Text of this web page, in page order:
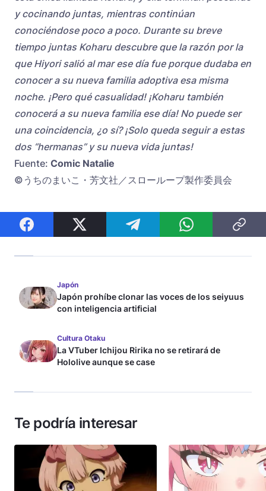
y cocinando juntas, mientras continúan
conociéndose poco a poco. Durante su breve
tiempo juntas Koharu descubre que la razón por la
que Hiyori salió al mar ese día fue porque dudaba en
conocer a su nueva familia adoptiva esa misma
noche. ¡Pero qué casualidad! ¡Koharu también
conocerá a su nueva familia ese día! No puede ser
una coincidencia, ¿o sí? ¡Solo queda seguir a estas
dos “hermanas” y su nueva vida juntas!
Fuente: Comic Natalie
©うちのまいこ・芳文社／スローループ製作委員会
Japón
Japón prohíbe clonar las voces de los seiyuus
con inteligencia artificial
Cultura Otaku
La VTuber Ichijou Ririka no se retirará de
Hololive aunque se case
Te podría interesar